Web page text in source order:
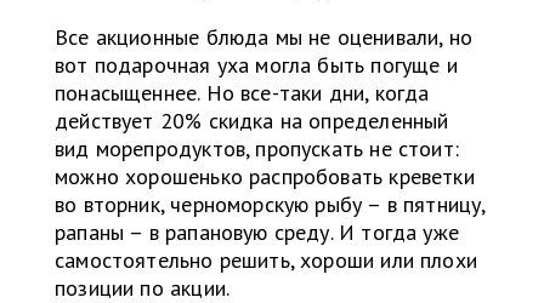
Все акционные блюда мы не оценивали, но
вот подарочная уха могла быть погуще и
понасыщеннее. Но все-таки дни, когда
действует 20% скидка на определенный
вид морепродуктов, пропускать не стоит:
можно хорошенько распробовать креветки
во вторник, черноморскую рыбу – в пятницу,
рапаны – в рапановую среду. И тогда уже
самостоятельно решить, хороши или плохи
позиции по акции.